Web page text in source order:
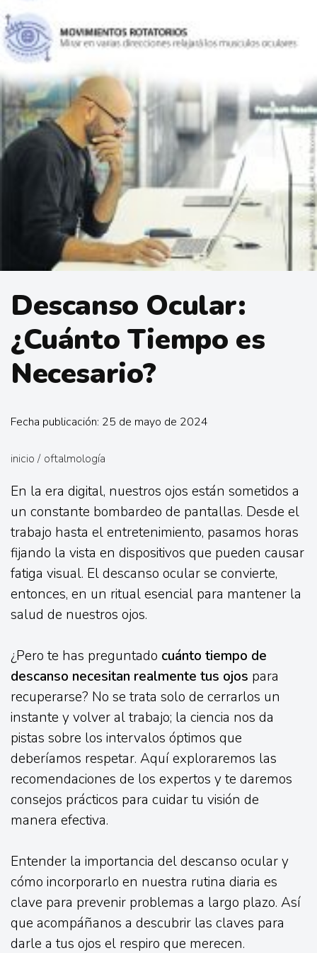
Descanso Ocular:
¿Cuánto Tiempo es
Necesario?
Fecha publicación: 25 de mayo de 2024
inicio / oftalmología
En la era digital, nuestros ojos están sometidos a
un constante bombardeo de pantallas. Desde el
trabajo hasta el entretenimiento, pasamos horas
fijando la vista en dispositivos que pueden causar
fatiga visual. El descanso ocular se convierte,
entonces, en un ritual esencial para mantener la
salud de nuestros ojos.
¿Pero te has preguntado cuánto tiempo de
descanso necesitan realmente tus ojos para
recuperarse? No se trata solo de cerrarlos un
instante y volver al trabajo; la ciencia nos da
pistas sobre los intervalos óptimos que
deberíamos respetar. Aquí exploraremos las
recomendaciones de los expertos y te daremos
consejos prácticos para cuidar tu visión de
manera efectiva.
Entender la importancia del descanso ocular y
cómo incorporarlo en nuestra rutina diaria es
clave para prevenir problemas a largo plazo. Así
que acompáñanos a descubrir las claves para
darle a tus ojos el respiro que merecen.